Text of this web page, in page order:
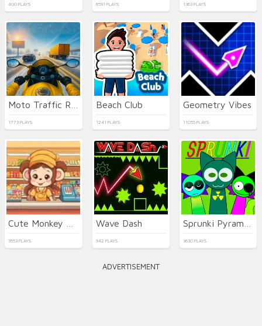
400 PLAYS 6591 PLAYS 1363 PLAYS
1773 PLAYS
Beach Club
1241 PLAYS
Geometry Vibes
11055 PLAYS
3553 PLAYS
Wave Dash
942 PLAYS 3630 PLAYS
ADVERTISEMENT